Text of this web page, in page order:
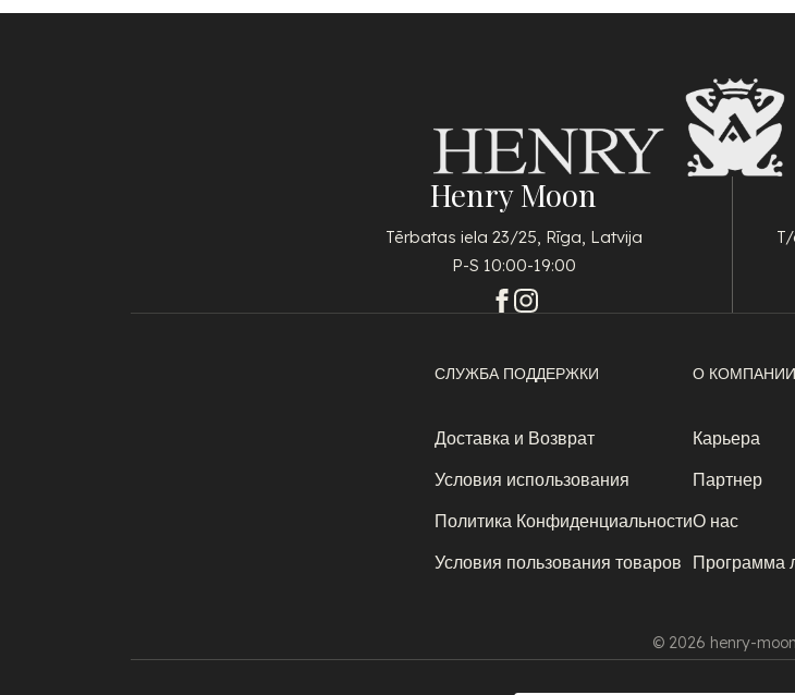
Henry Moon
Tērbatas iela 23/25, Rīga, Latvija
P-S 10:00-19:00
СЛУЖБА ПОДДЕРЖКИ
Доставка и Возврат
Условия использования
Политика Конфиденциальности
Условия пользования товаров
О КОМПАНИИ
Карьера
Партнер
О нас
Программа
© 2026 henry-